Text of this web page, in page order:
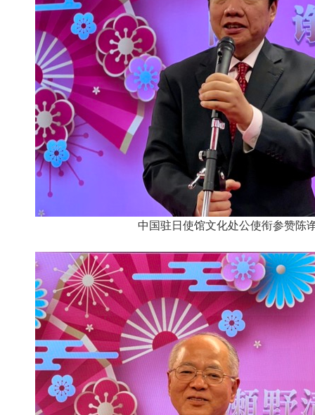
中国驻日使馆文化处公使衔参赞陈